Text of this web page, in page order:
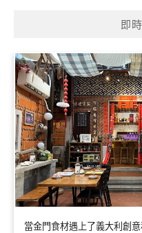
即
當金門食材遇上了義大利創